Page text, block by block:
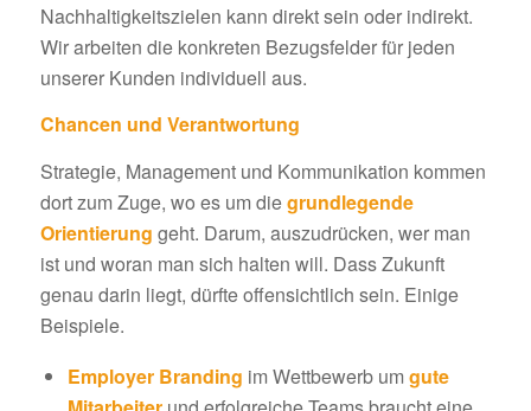
Nachhaltigkeitszielen kann direkt sein oder indirekt.
Wir arbeiten die konkreten Bezugsfelder für jeden
unserer Kunden individuell aus.
Chancen und Verantwortung
Strategie, Management und Kommunikation kommen
dort zum Zuge, wo es um diegrundlegende
Orientierung geht. Darum, auszudrücken, wer man
ist und woran man sich halten will. Dass Zukunft
genau darin liegt, dürfte offensichtlich sein. Einige
Beispiele.
Employer Branding im Wettbewerb umgute